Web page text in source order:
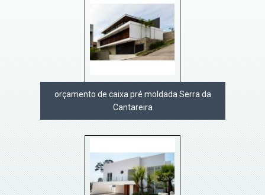
orçamento de caixa pré moldada Serra da
Cantareira